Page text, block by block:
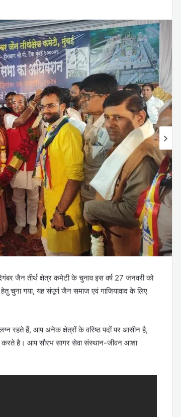
जैन तीर्थ क्षेत्र कमेटी के चुनाव इस वर्ष 27 जनवरी को
हेतु चुना गया, यह संपूर्ण जैन समाज एवं गाजियावाद के लिए
रहते हैं, आप अनेक क्षेत्रों के वरिष्ठ पदों पर आसीन है,
करते है। आप सौरभ सागर सेवा संस्थान-जीवन आशा